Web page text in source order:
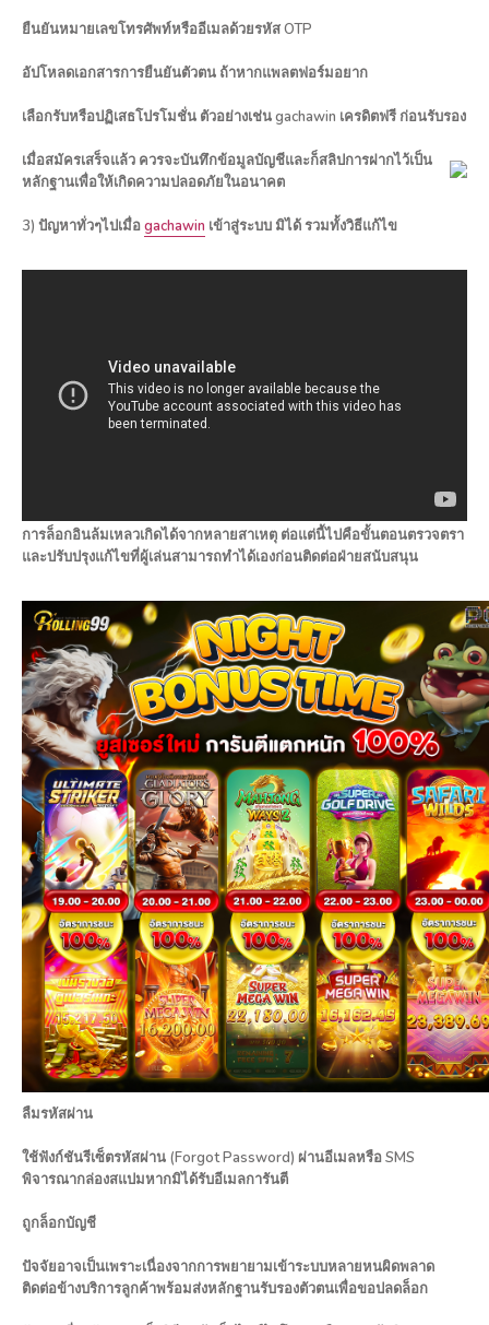
ยืนยันหมายเลขโทรศัพท์หรืออีเมลด้วยรหัส OTP
อัปโหลดเอกสารการยืนยันตัวตน ถ้าหากแพลตฟอร์มอยาก
เลือกรับหรือปฏิเสธโปรโมชั่น ตัวอย่างเช่น gachawin เครดิตฟรี ก่อนรับรอง
เมื่อสมัครเสร็จแล้ว ควรจะบันทึกข้อมูลบัญชีและก็สลิปการฝากไว้เป็น
หลักฐานเพื่อให้เกิดความปลอดภัยในอนาคต
3) ปัญหาทั่วๆไปเมื่อgachawin เข้าสู่ระบบ มิได้ รวมทั้งวิธีแก้ไข
การล็อกอินล้มเหลวเกิดได้จากหลายสาเหตุ ต่อแต่นี้ไปคือขั้นตอนตรวจตรา
และปรับปรุงแก้ไขที่ผู้เล่นสามารถทำได้เองก่อนติดต่อฝ่ายสนับสนุน
ลืมรหัสผ่าน
ใช้ฟังก์ชันรีเซ็ตรหัสผ่าน (Forgot Password) ผ่านอีเมลหรือ SMS
พิจารณากล่องสแปมหากมิได้รับอีเมลการันตี
ถูกล็อกบัญชี
ปัจจัยอาจเป็นเพราะเนื่องจากการพยายามเข้าระบบหลายหนผิดพลาด
ติดต่อข้างบริการลูกค้าพร้อมส่งหลักฐานรับรองตัวตนเพื่อขอปลดล็อก